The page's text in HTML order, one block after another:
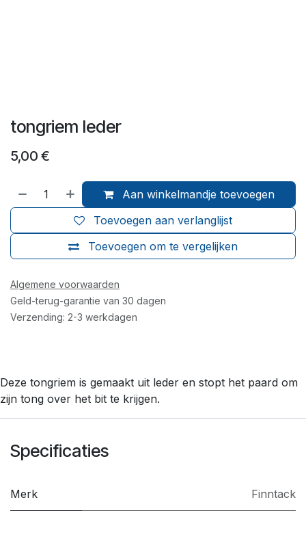
tongriem leder
5,00 €
Aan winkelmandje toevoegen
Toevoegen om te vergelijken
Toevoegen aan verlanglijst
Algemene voorwaarden
Geld-terug-garantie van 30 dagen
Verzending: 2-3 werkdagen
Deze tongriem is gemaakt uit leder en stopt het paard om
zijn tong over het bit te krijgen.
Specificaties
Merk Finntack